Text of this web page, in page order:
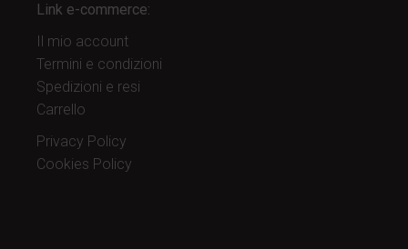
Link e-commerce:
Il mio account
Termini e condizioni
Spedizioni e resi
Carrello
Privacy Policy
Cookies Policy